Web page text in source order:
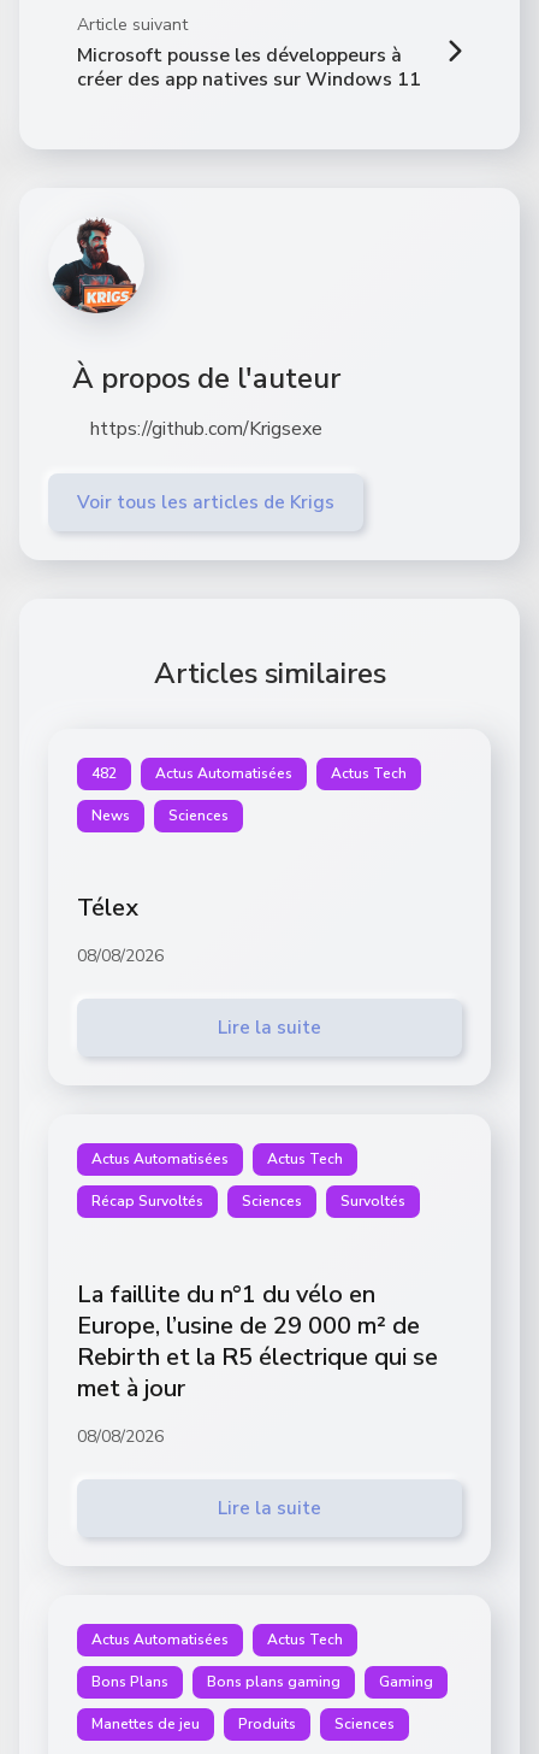
Article suivant
Microsoft pousse les développeurs à
créer des app natives sur Windows 11
À propos de l'auteur
https://github.com/Krigsexe
Voir tous les articles de Krigs
Articles similaires
482 Actus Automatisées Actus Tech
News Sciences
Télex
08/08/2026
Lire la suite
Actus Automatisées Actus Tech
Récap Survoltés Sciences Survoltés
La faillite du n°1 du vélo en
Europe, l’usine de 29 000 m² de
Rebirth et la R5 électrique qui se
met à jour
08/08/2026
Lire la suite
Actus Automatisées Actus Tech
Bons Plans Bons plans gaming Gaming
Manettes de jeu Produits Sciences